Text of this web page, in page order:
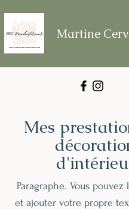
Martine
Mes
Paragraphe. Vous
et ajouter votre propre